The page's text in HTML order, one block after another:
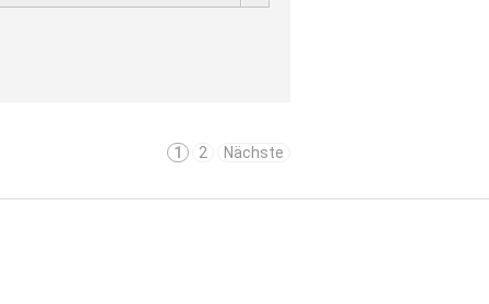
1 2 Nächste